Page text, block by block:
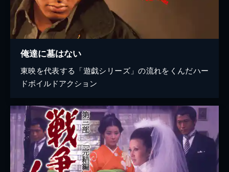
俺達に墓はない
東映を代表する「遊戯シリーズ」の流れをくんだハー
ドボイルドアクション